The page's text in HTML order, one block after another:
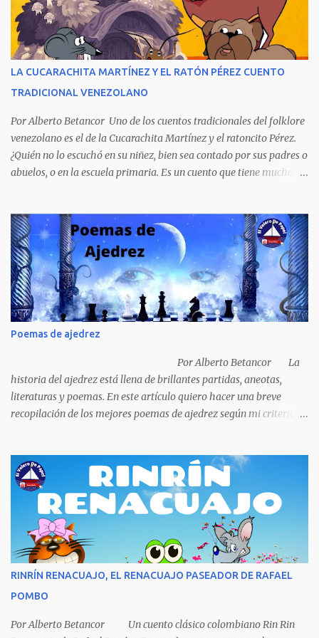
extraordinario contenido y detalla, cambiando los nombres de los
personajes, cuatro crímenes que conmocionaron a la sociedad
venezolana y cuyos presuntos autores quedaron en libertad, pese a
tener la policía pruebas e indicios suficientes de culpabilidad. La
porque refleja los males del poder judicial y de la sociedad
venezolana, tráfico...
LA CUCARACHITA MARTÍNEZ Y EL RATÓN PÉREZ CUENTO
TRADICIONAL VENEZOLANO
Por Alberto Betancor Uno de los cuentos tradicionales del folklore
venezolano es el de la Cucarachita Martínez y el ratoncito Pérez.
¿Quién no lo escuchó en su niñez, bien sea contado por sus padres o
abuelos, o en la escuela primaria. Es un cuento que tiene muchas
hablaban, hace mucho, mucho tiempo, una Cucarachita llamada
Martínez que estaba barriendo el zaguán (porche) de su casa,
cuando vio algo que brillaba, se sorprendió y se emocionó al ver lo
que veían sus ojos, era un mediecito (moneda de cinco céntimos).
La recogió y se preguntó de quien sería, pero al ver que no era de
nadie se la guardó en el bolsillo y siguió barriendo y pensando que
podría comprar, pensó en comprar una casa, pero desecho la idea
porque ya tenía una casa, pensó en un carro (coche), pero desecho
la idea porque no sabía manejar (conducir) al final se le ocurrió
comprarse un vestido y...
Poemas de ajedrez
Por Alberto Betancor La
historia del ajedrez está llena de brillantes partidas, aneotas,
literaturas y poemas. En este artículo quiero hacer una breve
recopilación de los mejores poemas de ajedrez según mi criterio
Borges es uno de los grandes pensadores del Siglo XX, su obra
universal trasciende más allá del premio Nobel de Literatura que le
fue negado por razones políticas, pero como hombre de principios
y sabiendo que sus posturas ideológicas eran un óbice para
obtenerlo, prefirió sus principios que el Nobel. Jorg...
RINRÍN RENACUAJO, EL RENACUAJO PASEADOR DE RAFAEL
POMBO
Por Alberto Betancor Un cuento clásico colombiano Rin Rin